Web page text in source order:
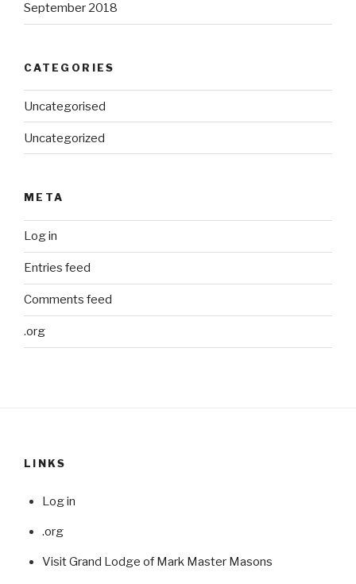
September 2018
CATEGORIES
Uncategorised
Uncategorized
META
Log in
Entries feed
Comments feed
.org
LINKS
Log in
.org
Visit Grand Lodge of Mark Master Masons